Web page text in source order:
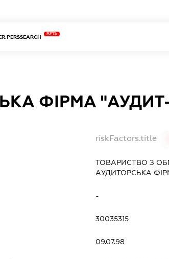
BETA
ФІРМА
riskFactors.title
ТОВАРИСТВО З
АУДИТОРСЬКА
-
30035315
09.07.98